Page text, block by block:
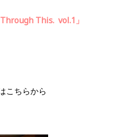
This. vol.1」
こちらから